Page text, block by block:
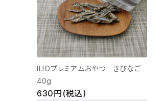
ILIOプレミアムおやつ きびなご
40g
630円(税込)